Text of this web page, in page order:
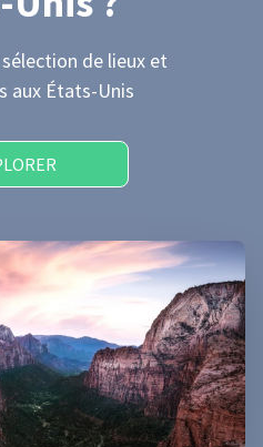
de lieux et
aux États-Unis